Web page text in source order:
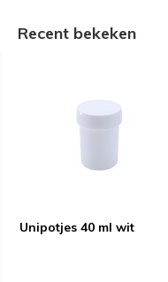
Recent bekeken
Unipotjes 40 ml wit